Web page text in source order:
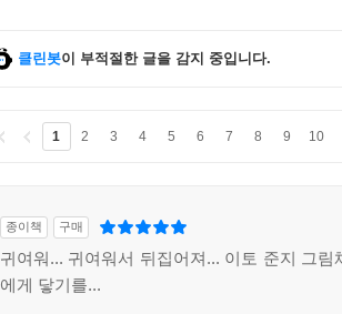
클린봇이 부적절한 글을 감지 중입니다.
1 2 3 4 5 6 7 8 9 10
종이책 구매
귀여워... 귀여워서 뒤집어져... 이토 준지 그림
에게 닿기를...